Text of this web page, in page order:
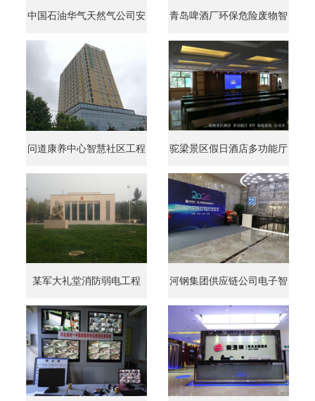
中国石油华气天然气公司安 青岛啤酒厂环保危险废物智
问道康养中心智慧社区工程 驼梁景区假日酒店多功能厅
某军大礼堂消防弱电工程 河钢集团供应链公司电子智